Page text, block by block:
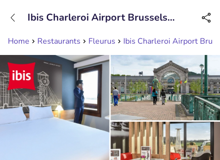
Available until 23:00
Home Restaurants Fleurus Ibis Charleroi Airport
Ibis Charleroi Airport Brussels